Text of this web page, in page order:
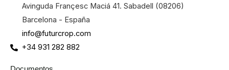
Avinguda Françesc Maciá 41. Sabadell (08206)
Barcelona - España
info@futurcrop.com
+34 931 282 882